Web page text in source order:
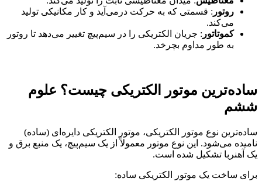
روتور : قسمتی که به حرکت درمی‌آید و کار مکانیکی تولید
می‌کند.
کموتاتور : جریان الکتریکی را در سیم‌پیچ تغییر می‌دهد تا روتور
به طور مداوم بچرخد.
ساده‌ترین موتور الکتریکی چیست؟ علوم
ششم
ساده‌ترین نوع موتور الکتریکی، موتور الکتریکی دایره‌ای (ساده)
نامیده می‌شود. این نوع موتور معمولاً از یک سیم‌پیچ، یک منبع برق و
یک آهنربا تشکیل شده است.
برای ساخت یک موتور الکتریکی ساده: